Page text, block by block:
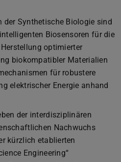
der Synthetische Biologie sind
Biosensoren für die
optimierter
biokompatibler Materialien
für robustere
elektrischer Energie anhand
der interdisziplinären
Nachwuchs
kürzlich etablierten
Engineering“